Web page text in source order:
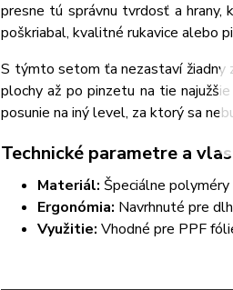
presne tú správnu tvrdosť a
poškriabal, kvalitné rukavice alebo
S týmto setom ťa nezastaví žiadny
plochy až po pinzetu na tie
posunie na iný level, za ktorý sa
Technické parametre a
Materiál: Špeciálne
Ergonómia: Navrhnuté pre
Využitie: Vhodné pre PPF